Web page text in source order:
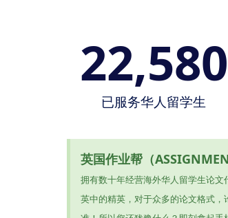
22,580
已服务华人留学生
英国作业帮（
拥有数十年经营海外华人留学生论
英中的精英，对于众多的论文格式